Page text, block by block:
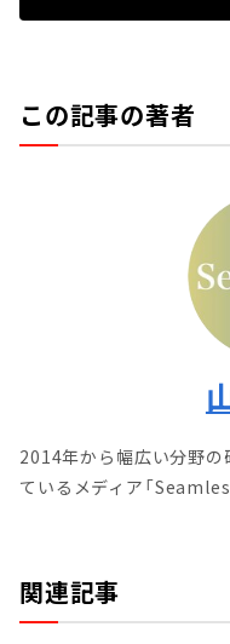
この記事の著者
2014年から幅広い分野
ているメディア「
関連記事